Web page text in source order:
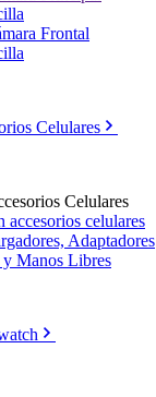
Frontal
Celulares
Celulares
accesorios celulares
Adaptadores
Manos Libres